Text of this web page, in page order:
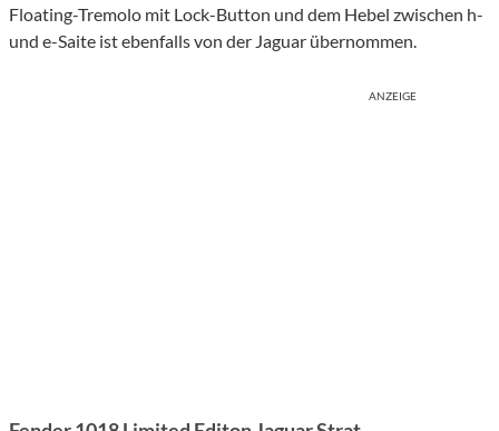
Floating-Tremolo mit Lock-Button und dem Hebel zwischen h-
und e-Saite ist ebenfalls von der Jaguar übernommen.
ANZEIGE